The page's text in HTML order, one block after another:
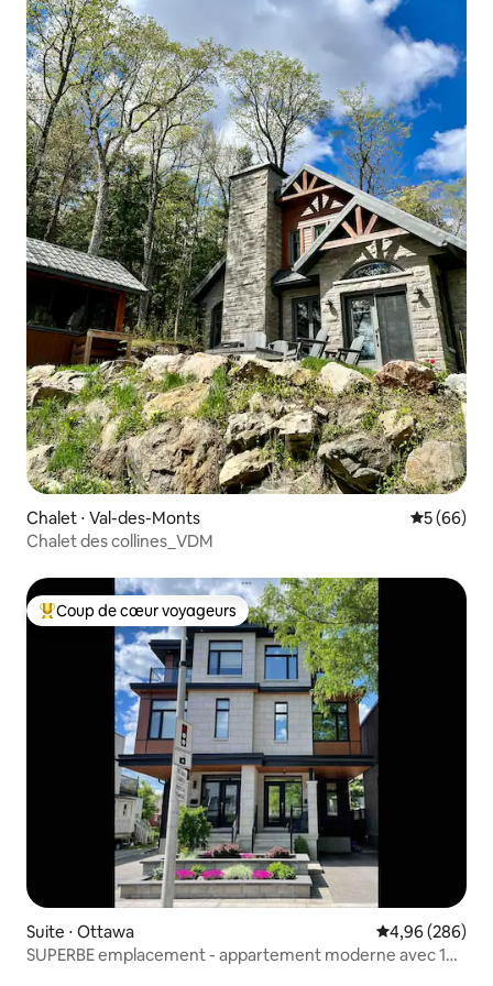
Chalet ⋅ Val-des-Monts
5 (66)
Chalet des collines_VDM
Coups de cœur voyageurs les plus appréciés
Coup de cœur voyageurs
Suite ⋅ Ottawa Évaluation
4,96 (286)
SUPERBE emplacement - appartement moderne avec 1